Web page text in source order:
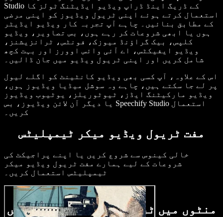
Studio کے ڈریگ اینڈ ڈراپ ویڈیو ایڈیٹنگ ٹولز کا
استعمال کرتے ہوئے اپنی ٹریول ویڈیوز کو اپنی مرضی
کے مطابق بنائیں۔ چاہے آپ تجربہ کار ویڈیو ایڈیٹر
ہوں یا ابھی شروعات کر رہے ہوں، بس تصاویر، ویڈیو
کلپس، بیک گراؤنڈ میوزک، فونٹس، ٹرانزیشنز،
ویڈیو ایفیکٹس، اے آئی وائس اوورز اور بہت کچھ
شامل کریں اور اپنی ٹریول ویڈیو میں جان ڈالیں۔
اس کے علاوہ، آپ کسی بھی ویڈیو کانٹینٹ کو اگلے لیول
پر لے جا سکتے ہیں، چاہے وہ سوشل میڈیا ویڈیوز ہوں،
ویڈیو مارکیٹنگ ایڈز، ٹیوٹوریلز، یوٹیوب ویڈیوز
یا دیگر آن لائن ویڈیوز، بس Speechify Studio استعمال
کریں۔
مفت ٹریول ویڈیو میکر ٹیمپلیٹس
خالی کینوس سے شروع کریں یا اپنے پراجیکٹ کی
شروعات کے لیے ہمارے مفت ٹریول ویڈیو میکر
ٹیمپلیٹس استعمال کریں۔
منٹوں میں ٹریول ویڈیو کیسے بنائیں